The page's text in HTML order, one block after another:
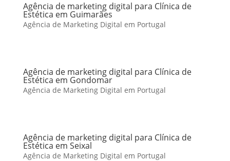
Agência de marketing digital para Clínica de
Estética em Guimarães
Agência de Marketing Digital em Portugal
Agência de marketing digital para Clínica de
Estética em Gondomar
Agência de Marketing Digital em Portugal
Agência de marketing digital para Clínica de
Estética em Seixal
Agência de Marketing Digital em Portugal